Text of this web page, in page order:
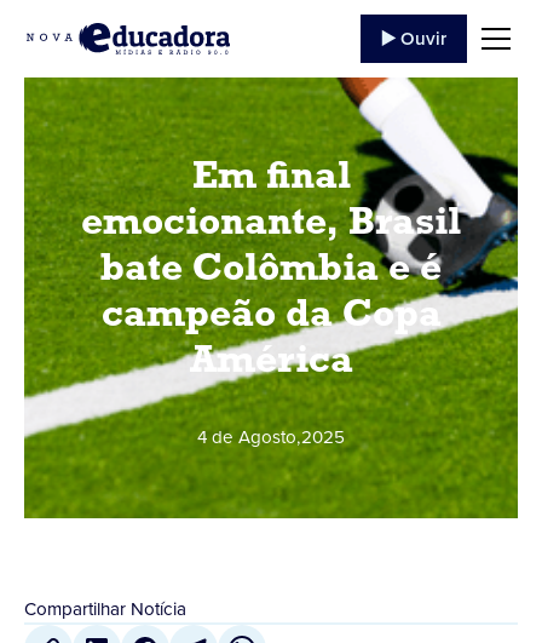
▶️ Ouvir
Em final
emocionante, Brasil
bate Colômbia e é
campeão da Copa
América
4 de Agosto,2025
Compartilhar Notícia